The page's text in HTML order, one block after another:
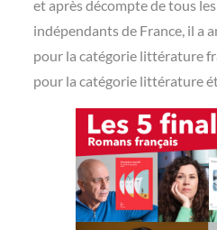
et après décompte de tous
indépendants de France, il a
pour la catégorie littérature
pour la catégorie littérature